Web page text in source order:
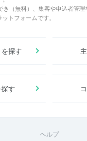
き（無料）、集客や申込者管
トフォームです。
探す
す
ヘルプ